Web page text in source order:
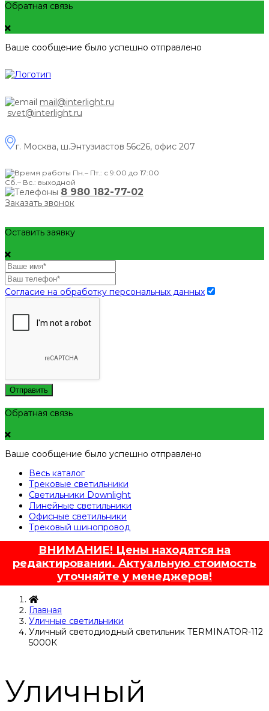
Обратная связь
Ваше сообщение было успешно отправлено
mail@interlight.ru
svet@interlight.ru
г. Москва, ш.Энтузиастов 56с26, офис 207
Пн.– Пт.: с 9:00 до 17:00
Сб.– Вс.: выходной
8 980 182-77-02
Заказать звонок
Оставить заявку
Согласие на обработку персональных данных
Отправить
Обратная связь
Ваше сообщение было успешно отправлено
Весь каталог
Трековые светильники
Светильники Downlight
Линейные светильники
Офисные светильники
Трековый шинопровод
ВНИМАНИЕ! Цены находятся на
редактировании. Актуальную стоимость
уточняйте у менеджеров!
Главная
Уличные светильники
Уличный светодиодный светильник TERMINATOR-112
5000К
Уличный